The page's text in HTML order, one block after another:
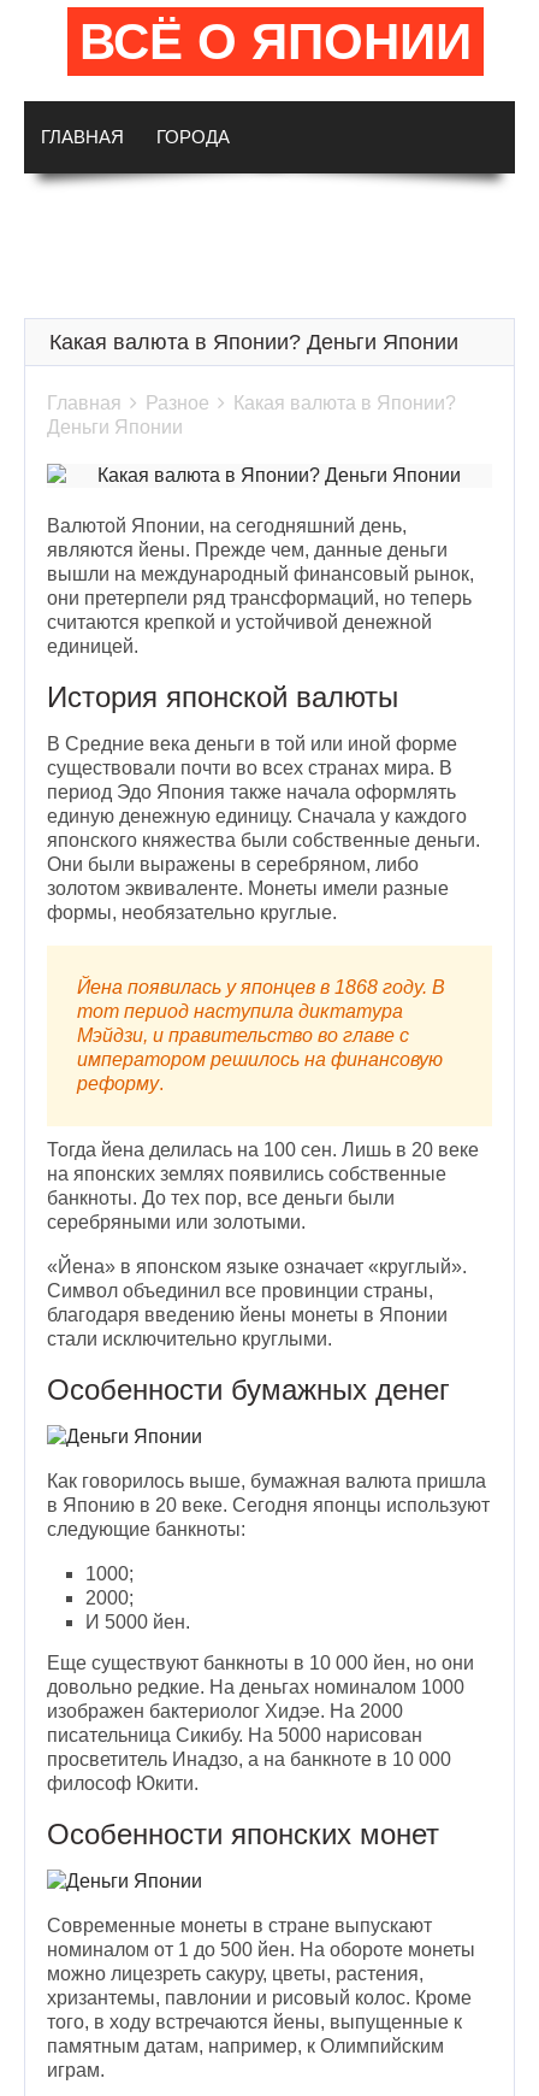
ВСЁ О ЯПОНИИ
ГЛАВНАЯ ГОРОДА
Какая валюта в Японии? Деньги Японии
Главная  Разное 
Какая валюта в Японии?
Деньги Японии
Валютой Японии, на сегодняшний день,
являются йены. Прежде чем, данные деньги
вышли на международный финансовый рынок,
они претерпели ряд трансформаций, но теперь
считаются крепкой и устойчивой денежной
единицей.
История японской валюты
В Средние века деньги в той или иной форме
существовали почти во всех странах мира. В
период Эдо Япония также начала оформлять
единую денежную единицу. Сначала у каждого
японского княжества были собственные деньги.
Они были выражены в серебряном, либо
золотом эквиваленте. Монеты имели разные
формы, необязательно круглые.
Йена появилась у японцев в 1868 году. В
тот период наступила диктатура
Мэйдзи, и правительство во главе с
императором решилось на финансовую
реформу.
Тогда йена делилась на 100 сен. Лишь в 20 веке
на японских землях появились собственные
банкноты. До тех пор, все деньги были
серебряными или золотыми.
«Йена» в японском языке означает «круглый».
Символ объединил все провинции страны,
благодаря введению йены монеты в Японии
стали исключительно круглыми.
Особенности бумажных денег
Как говорилось выше, бумажная валюта пришла
в Японию в 20 веке. Сегодня японцы используют
следующие банкноты:
1000;
2000;
И 5000 йен.
Еще существуют банкноты в 10 000 йен, но они
довольно редкие. На деньгах номиналом 1000
изображен бактериолог Хидэе. На 2000
писательница Сикибу. На 5000 нарисован
просветитель Инадзо, а на банкноте в 10 000
философ Юкити.
Особенности японских монет
Современные монеты в стране выпускают
номиналом от 1 до 500 йен. На обороте монеты
можно лицезреть сакуру, цветы, растения,
хризантемы, павлонии и рисовый колос. Кроме
того, в ходу встречаются йены, выпущенные к
памятным датам, например, к Олимпийским
играм.